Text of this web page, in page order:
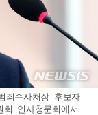
죄수사처장 후보자
인사청문회에서